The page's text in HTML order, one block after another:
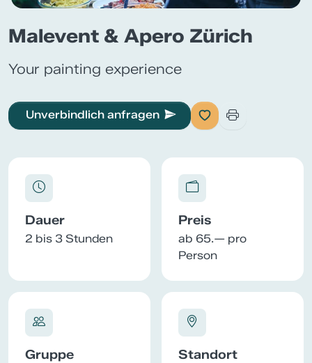
Malevent & Apero Zürich
Your painting experience
Unverbindlich anfragen
Dauer
2 bis 3 Stunden
Preis
ab 65.— pro
Person
Gruppe Standort